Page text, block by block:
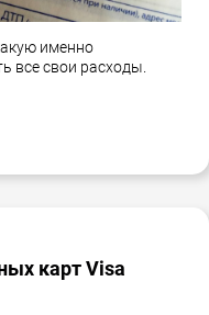
именно
все свои расходы.
карт Visa